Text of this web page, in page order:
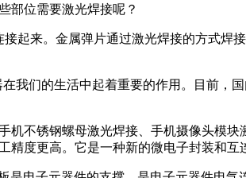
部位需要激光焊接呢？
起来。金属弹片通过激光焊接的方式焊
我们的生活中起着重要的作用。目前，
不锈钢螺母激光焊接、手机摄像头模
度更高。它是一种新的微电子封装和互